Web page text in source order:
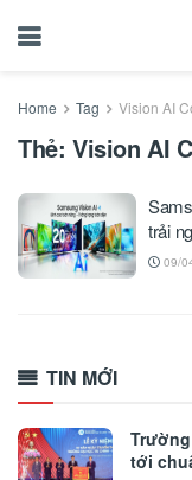
Home Tag Vision AI
Thẻ: Vision AI
trải
09/
TIN MỚI
tới